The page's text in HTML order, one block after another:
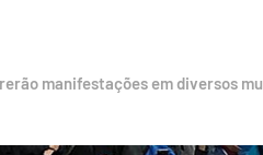
manifestações em diversos